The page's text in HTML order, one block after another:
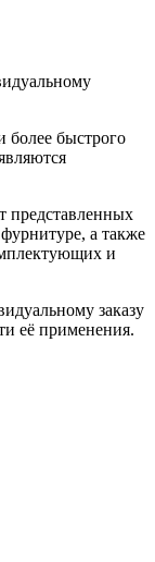
более быстрого
представленных
а также
и
заказу
её применения.